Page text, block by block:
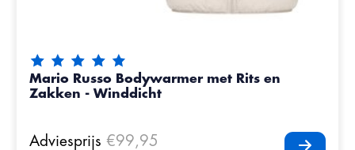
De beoordeling van dit product is van de 5
Mario Russo Bodywarmer met Rits en
Zakken - Winddicht
Adviesprijs €99,95